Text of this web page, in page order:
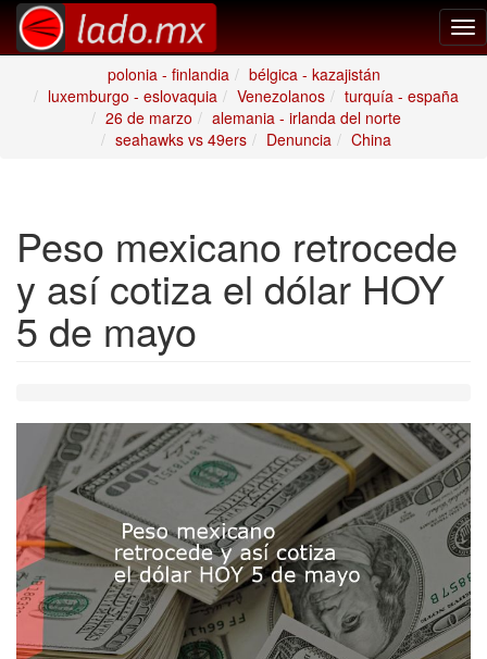
polonia - finlandia
bélgica - kazajistán
luxemburgo - eslovaquia
Venezolanos
turquía - españa
26 de marzo
alemania - irlanda del norte
seahawks vs 49ers
Denuncia China
Peso mexicano retrocede
y así cotiza el dólar HOY
5 de mayo